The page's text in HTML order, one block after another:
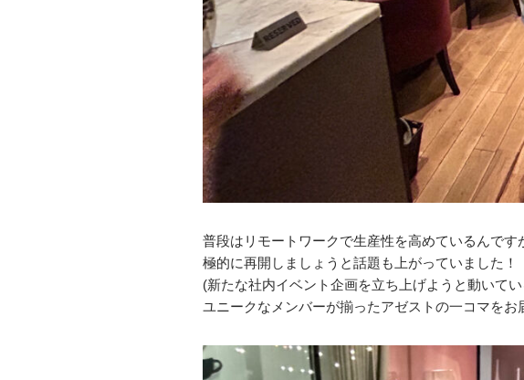
普段はリモートワークで生産性を高めているんで
極的に再開しましょうと話題も上がっていました！
(新たな社内イベント企画を立ち上げようと動いて
ユニークなメンバーが揃ったアゼストの一コマをお